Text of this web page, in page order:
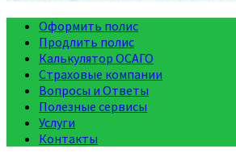
Оформить полис
Продлить полис
Калькулятор ОСАГО
Страховые компании
Вопросы и Ответы
Полезные сервисы
Услуги
Контакты